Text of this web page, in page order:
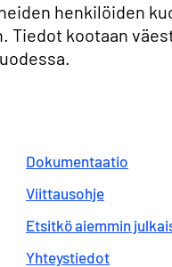
henkilöiden
Tiedot kootaan
Dokumentaatio
Viittausohje
Etsitkö aiemmin
Yhteystiedot